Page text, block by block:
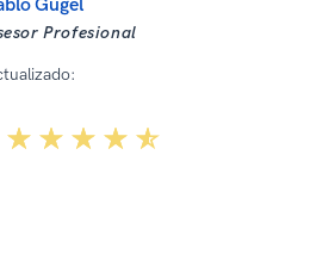
Gugel
Profesional
☆☆☆☆☆
★★★★★